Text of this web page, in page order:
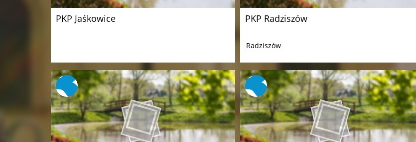
PKP Jaśkowice PKP Radziszów
Radziszów